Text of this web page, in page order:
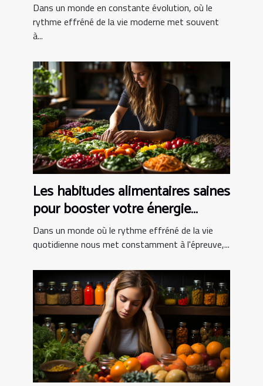
Dans un monde en constante évolution, où le
rythme effréné de la vie moderne met souvent
à...
Les habitudes alimentaires saines
pour booster votre énergie
quotidienne
Dans un monde où le rythme effréné de la vie
quotidienne nous met constamment à l'épreuve,...